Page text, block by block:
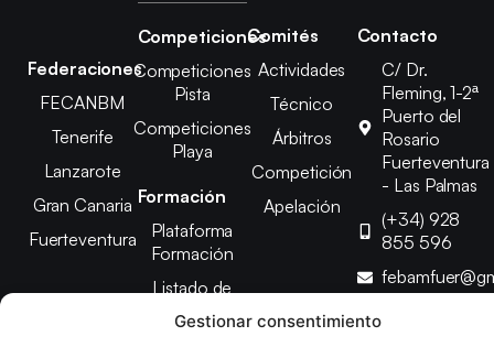
Gestionar consentimiento
Federaciones
FECANBM
Tenerife
Lanzarote
Gran Canaria
Fuerteventura
Competiciones
Competiciones
Pista
Competiciones
Playa
Formación
Plataforma
Formación
Listado de
Cursos
Comités
Actividades
Técnico
Árbitros
Competición
Apelación
Contacto
C/ Dr.
Fleming, 1-2ª
Puerto del
Rosario
Fuerteventura
- Las Palmas
(+34) 928
855 596